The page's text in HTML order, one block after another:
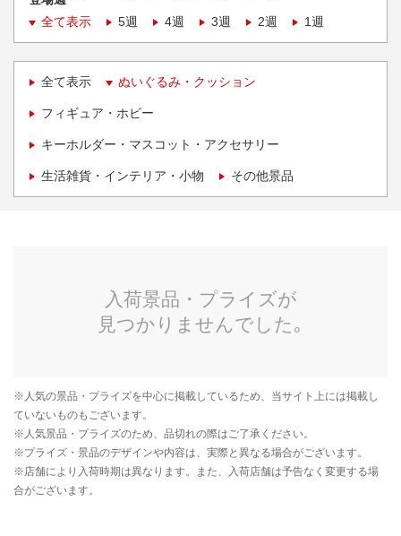
全て表示
5週 4週 3週 2週 1週
全て表示 ぬいぐるみ・クッション
フィギュア・ホビー
キーホルダー・マスコット・アクセサリー
生活雑貨・インテリア・小物 その他景品